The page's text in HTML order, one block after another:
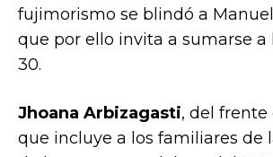
fujimorismo se blindó a
que por ello invita a sumarse a
30.
Jhoana Arbizagasti, del frente
que incluye a los familiares de